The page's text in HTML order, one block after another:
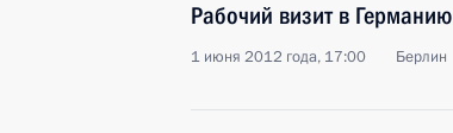
Рабочий визит в Германию
1 июня 2012 года, 17:00 Берлин